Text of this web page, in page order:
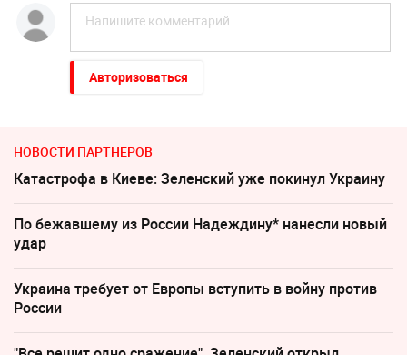
Авторизоваться
НОВОСТИ ПАРТНЕРОВ
Катастрофа в Киеве: Зеленский уже покинул Украину
По бежавшему из России Надеждину* нанесли новый
удар
Украина требует от Европы вступить в войну против
России